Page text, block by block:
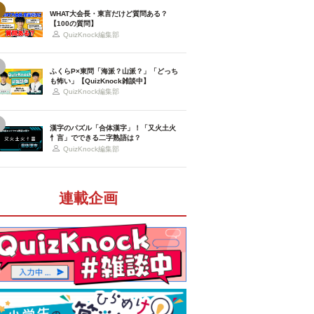
WHAT大会長・東言だけど質問ある？
【100の質問】
QuizKnock編集部
ふくらP×東問「海派？山派？」「どっち
も怖い」【QuizKnock雑談中】
QuizKnock編集部
漢字のパズル「合体漢字」！「又火土火
忄言」でできる二字熟語は？
QuizKnock編集部
連載企画